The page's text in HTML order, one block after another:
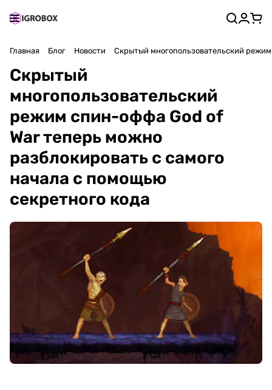
Главная Блог Новости Скрытый многопользовательский
Скрытый
многопользовательский
режим спин-оффа God of
War теперь можно
разблокировать с самого
начала с помощью
секретного кода